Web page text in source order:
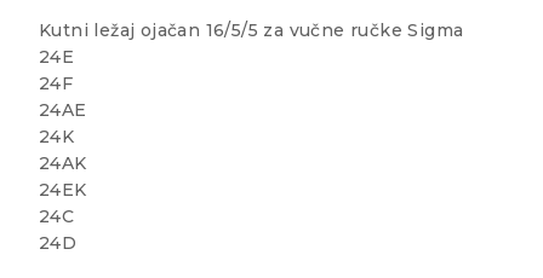
Kutni ležaj ojačan 16/5/5 za vučne ručke Sigma
24E
24F
24AE
24K
24AK
24EK
24C
24D